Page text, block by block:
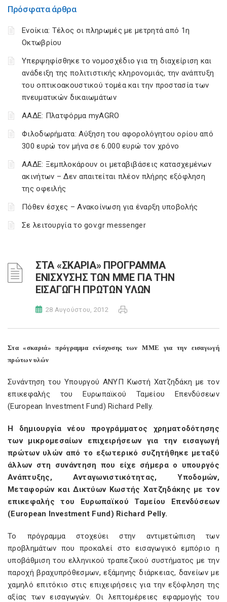
Πρόσφατα άρθρα
Ενοίκια: Τέλος οι πληρωμές με μετρητά από 1η
Οκτωβρίου
Υπερψηφίσθηκε το νομοσχέδιο για τη διαχείριση και
ανάδειξη της πολιτιστικής κληρονομιάς, την ανάπτυξη
του οπτικοακουστικού τομέα και την προστασία των
πνευματικών δικαιωμάτων
ΑΑΔΕ: Πλατφόρμα myAGRO
Φιλοδωρήματα: Αύξηση του αφορολόγητου ορίου από
300 ευρώ τον μήνα σε 6.000 ευρώ τον χρόνο
ΑΑΔΕ: Ξεμπλοκάρουν οι μεταβιβάσεις κατασχεμένων
ακινήτων – Δεν απαιτείται πλέον πλήρης εξόφληση
της οφειλής
Πόθεν έσχες – Ανακοίνωση για έναρξη υποβολής
Σε λειτουργία το gov.gr messenger
ΣΤΑ «ΣΚΑΡΙΑ» ΠΡΟΓΡΑΜΜΑ
ΕΝΙΣΧΥΣΗΣ ΤΩΝ ΜΜΕ ΓΙΑ ΤΗΝ
ΕΙΣΑΓΩΓΗ ΠΡΩΤΩΝ ΥΛΩΝ
28 Αυγούστου, 2012
Στα «σκαριά» πρόγραμμα ενίσχυσης των ΜΜΕ για την εισαγωγή
πρώτων υλών
Συνάντηση του Υπουργού ΑΝΥΠ Κωστή Χατζηδάκη με τον
επικεφαλής του Ευρωπαϊκού Ταμείου Επενδύσεων
(European Investment Fund) Richard Pelly.
Η δημιουργία νέου προγράμματος χρηματοδότησης
των μικρομεσαίων επιχειρήσεων για την εισαγωγή
πρώτων υλών από το εξωτερικό συζητήθηκε μεταξύ
άλλων στη συνάντηση που είχε σήμερα ο υπουργός
Ανάπτυξης, Ανταγωνιστικότητας, Υποδομών,
Μεταφορών και Δικτύων Κωστής Χατζηδάκης με τον
επικεφαλής του Ευρωπαϊκού Ταμείου Επενδύσεων
(European Investment Fund) Richard Pelly.
Το πρόγραμμα στοχεύει στην αντιμετώπιση των
προβλημάτων που προκαλεί στο εισαγωγικό εμπόριο η
υποβάθμιση του ελληνικού τραπεζικού συστήματος με την
παροχή βραχυπρόθεσμων, εξάμηνης διάρκειας, δανείων με
χαμηλό επιτόκιο στις επιχειρήσεις για την εξόφληση της
αξίας των εισαγωγών. Οι λεπτομέρειες εφαρμογής του